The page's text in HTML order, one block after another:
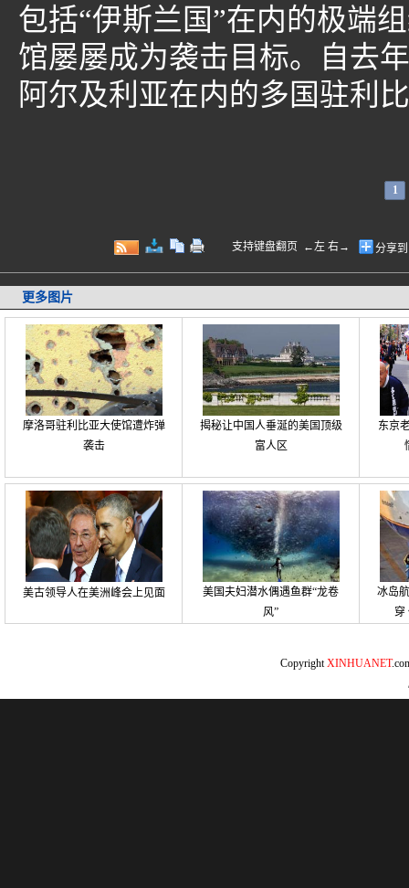
包括“伊斯兰国”在内的极端
馆屡屡成为袭击目标。自去
阿尔及利亚在内的多国驻利
1
支持键盘翻页 ←左 右→ 分享
更多图片
摩洛哥驻利比亚大使馆遭炸弹
袭击
揭秘让中国人垂涎的美国顶级
富人区
东京
美古领导人在美洲峰会上见面
美国夫妇潜水偶遇鱼群“龙卷
风”
冰岛
穿
CopyrightXINHUANET